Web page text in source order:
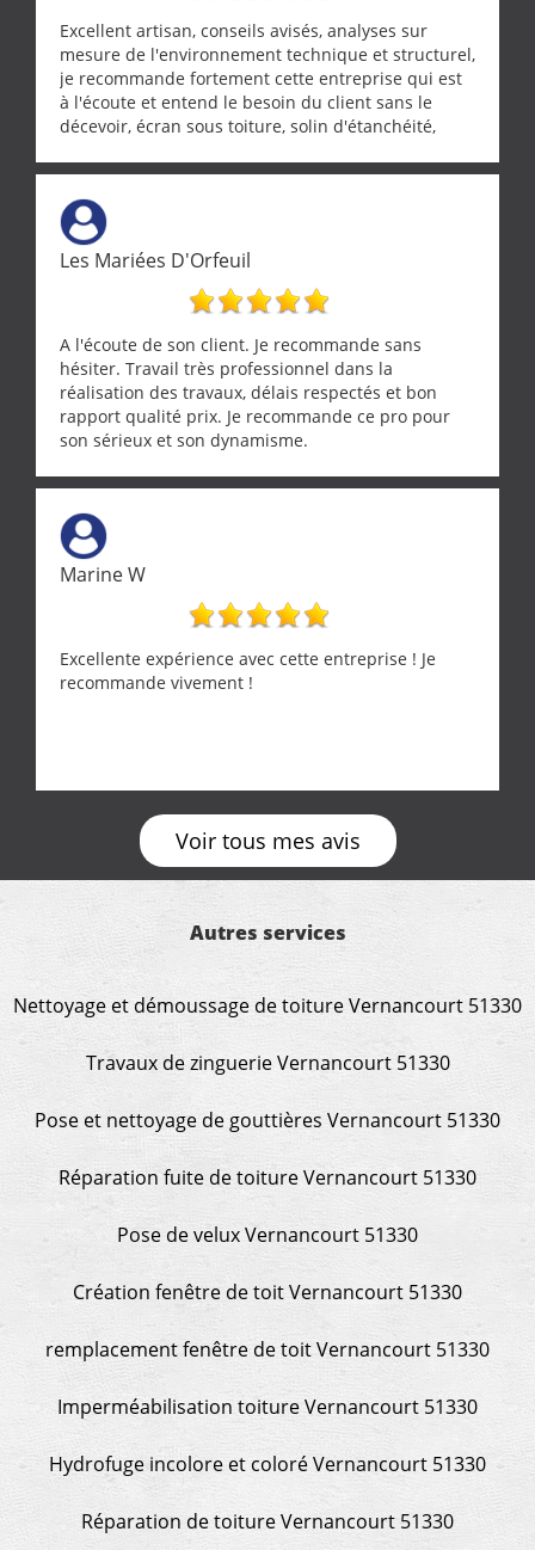
Excellent artisan, conseils avisés, analyses sur
mesure de l'environnement technique et structurel,
je recommande fortement cette entreprise qui est
à l'écoute et entend le besoin du client sans le
décevoir, écran sous toiture, solin d'étanchéité,
récupérateur d'eau, tout a été parfaitement mis en
œuvre sans besoin d'y revenir. confiance assurée.
Les Mariées D'Orfeuil
A l'écoute de son client. Je recommande sans
hésiter. Travail très professionnel dans la
réalisation des travaux, délais respectés et bon
rapport qualité prix. Je recommande ce pro pour
son sérieux et son dynamisme.
Marine W
Excellente expérience avec cette entreprise ! Je
recommande vivement !
Voir tous mes avis
Autres services
Nettoyage et démoussage de toiture Vernancourt 51330
Travaux de zinguerie Vernancourt 51330
Pose et nettoyage de gouttières Vernancourt 51330
Réparation fuite de toiture Vernancourt 51330
Pose de velux Vernancourt 51330
Création fenêtre de toit Vernancourt 51330
remplacement fenêtre de toit Vernancourt 51330
Imperméabilisation toiture Vernancourt 51330
Hydrofuge incolore et coloré Vernancourt 51330
Réparation de toiture Vernancourt 51330